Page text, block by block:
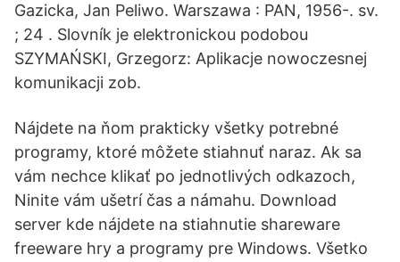
Gazicka, Jan Peliwo. Warszawa : PAN, 1956-. sv.
; 24 . Slovník je elektronickou podobou
SZYMAŃSKI, Grzegorz: Aplikacje nowoczesnej
komunikacji zob.
Nájdete na ňom prakticky všetky potrebné
programy, ktoré môžete stiahnuť naraz. Ak sa
vám nechce klikať po jednotlivých odkazoch,
Ninite vám ušetrí čas a námahu. Download
server kde nájdete na stiahnutie shareware
freeware hry a programy pre Windows. Všetko